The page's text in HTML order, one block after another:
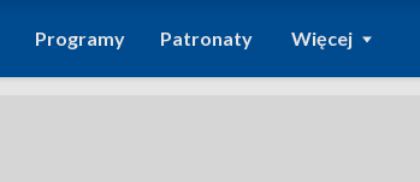
Programy Patronaty Więcej